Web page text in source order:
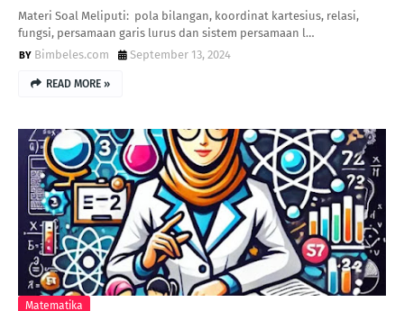
Materi Soal Meliputi: pola bilangan, koordinat kartesius, relasi,
fungsi, persamaan garis lurus dan sistem persamaan l…
Bimbeles.com
September 13, 2024
READ MORE »
Matematika